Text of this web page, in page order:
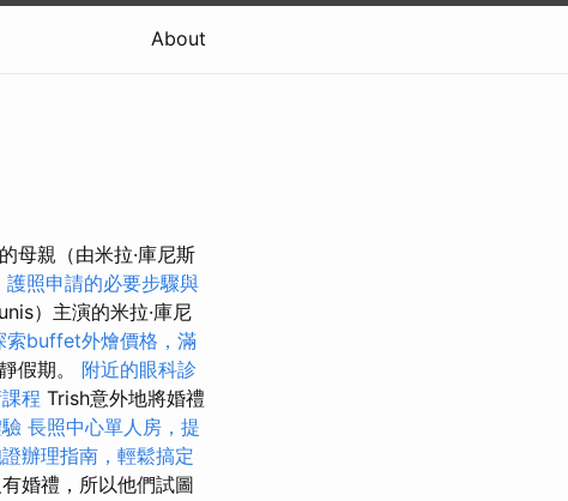
About
母親（由米拉·庫尼斯
護照申請的必要步驟與
）主演的米拉·庫尼
索buffet外燴價格，滿
假期。 附近的眼科診
程 Trish意外地將婚禮
長照中心單人房，提
辦理指南，輕鬆搞定
婚禮，所以他們試圖